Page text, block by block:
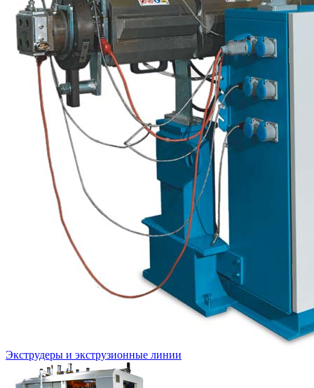
Экструдеры и экструзионные линии